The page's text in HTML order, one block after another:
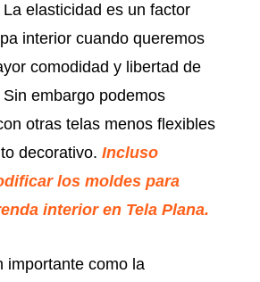
La elasticidad es un factor
interior cuando queremos
comodidad y libertad de
embargo podemos
otras telas menos flexibles
decorativo. Incluso
los moldes para
interior en Tela Plana.
importante como la